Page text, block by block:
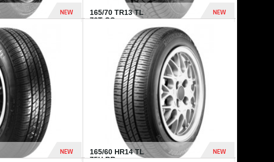
NEW
165/70 TR13 TL
79T CO...
NEW
364 Dhs
NEW
165/60 HR14 TL
75H BR...
NEW